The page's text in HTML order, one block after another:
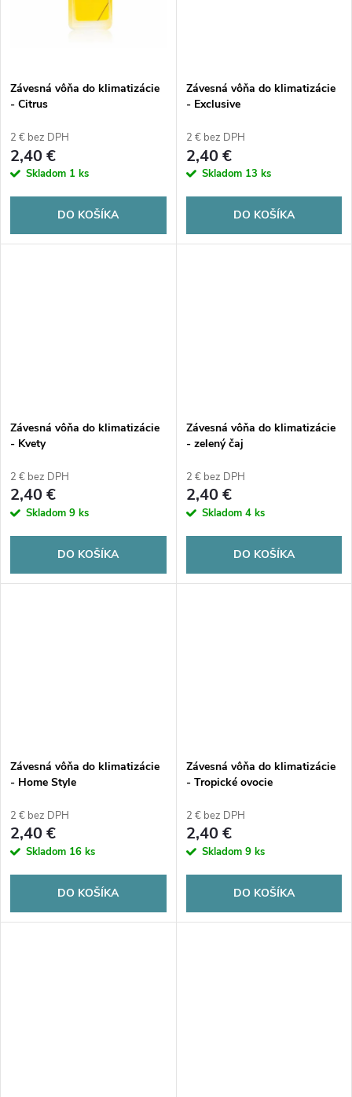
o
v
v
Závesná vôňa do klimatizácie
- Citrus
2 € bez DPH
2,40 €
Skladom 1 ks
DO KOŠÍKA
Závesná vôňa do klimatizácie
- Exclusive
2 € bez DPH
2,40 €
Skladom 13 ks
DO KOŠÍKA
Závesná vôňa do klimatizácie
- Kvety
2 € bez DPH
2,40 €
Skladom 9 ks
DO KOŠÍKA
Závesná vôňa do klimatizácie
- zelený čaj
2 € bez DPH
2,40 €
Skladom 4 ks
DO KOŠÍKA
Závesná vôňa do klimatizácie
- Home Style
2 € bez DPH
2,40 €
Skladom 16 ks
DO KOŠÍKA
Závesná vôňa do klimatizácie
- Tropické ovocie
2 € bez DPH
2,40 €
Skladom 9 ks
DO KOŠÍKA